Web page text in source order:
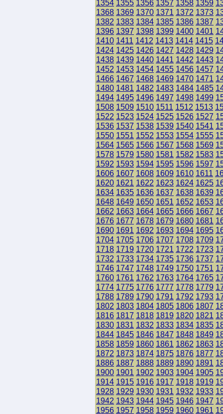
1354 1355 1356 1357 1358 1359
1368 1369 1370 1371 1372 1373
1382 1383 1384 1385 1386 1387
1396 1397 1398 1399 1400 1401
1410 1411 1412 1413 1414 1415
1424 1425 1426 1427 1428 1429
1438 1439 1440 1441 1442 1443
1452 1453 1454 1455 1456 1457
1466 1467 1468 1469 1470 1471
1480 1481 1482 1483 1484 1485
1494 1495 1496 1497 1498 1499
1508 1509 1510 1511 1512 1513
1522 1523 1524 1525 1526 1527
1536 1537 1538 1539 1540 1541
1550 1551 1552 1553 1554 1555
1564 1565 1566 1567 1568 1569
1578 1579 1580 1581 1582 1583
1592 1593 1594 1595 1596 1597
1606 1607 1608 1609 1610 1611
1620 1621 1622 1623 1624 1625
1634 1635 1636 1637 1638 1639
1648 1649 1650 1651 1652 1653
1662 1663 1664 1665 1666 1667
1676 1677 1678 1679 1680 1681
1690 1691 1692 1693 1694 1695
1704 1705 1706 1707 1708 1709
1718 1719 1720 1721 1722 1723
1732 1733 1734 1735 1736 1737
1746 1747 1748 1749 1750 1751
1760 1761 1762 1763 1764 1765
1774 1775 1776 1777 1778 1779
1788 1789 1790 1791 1792 1793
1802 1803 1804 1805 1806 1807
1816 1817 1818 1819 1820 1821
1830 1831 1832 1833 1834 1835
1844 1845 1846 1847 1848 1849
1858 1859 1860 1861 1862 1863
1872 1873 1874 1875 1876 1877
1886 1887 1888 1889 1890 1891
1900 1901 1902 1903 1904 1905
1914 1915 1916 1917 1918 1919
1928 1929 1930 1931 1932 1933
1942 1943 1944 1945 1946 1947
1956 1957 1958 1959 1960 1961